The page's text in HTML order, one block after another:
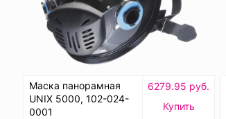
Маска панорамная
UNIX 5000, 102-024-
0001
6279.95 руб.
Купить